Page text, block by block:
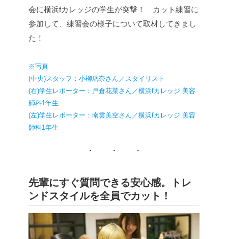
会に横浜fカレッジの学生が突撃！ カット練習に
参加して、練習会の様子について取材してきまし
た！
※写真
(中央)スタッフ：小柳璃奈さん／スタイリスト
(右)学生レポーター：戸倉花菜さん／横浜fカレッジ 美容
師科1年生
(左)学生レポーター：南雲美空さん／横浜fカレッジ 美容
師科1年生
先輩にすぐ質問できる安心感。トレ
ンドスタイルを全員でカット！